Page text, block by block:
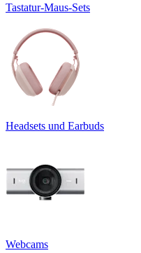
Tastatur-Maus-Sets
Headsets und Earbuds
Webcams